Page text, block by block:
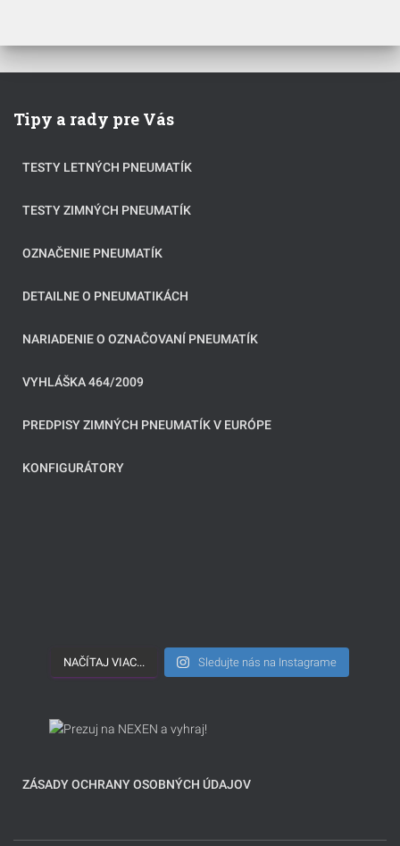
Tipy a rady pre Vás
TESTY LETNÝCH PNEUMATÍK
TESTY ZIMNÝCH PNEUMATÍK
OZNAČENIE PNEUMATÍK
DETAILNE O PNEUMATIKÁCH
NARIADENIE O OZNAČOVANÍ PNEUMATÍK
VYHLÁŠKA 464/2009
PREDPISY ZIMNÝCH PNEUMATÍK V EURÓPE
KONFIGURÁTORY
NAČÍTAJ VIAC... Sledujte nás na Instagrame
ZÁSADY OCHRANY OSOBNÝCH ÚDAJOV